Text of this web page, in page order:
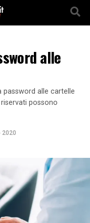
alle
password alle cartelle
possono
2020